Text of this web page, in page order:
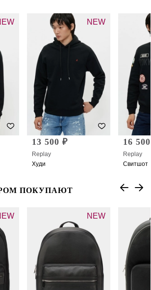
NEW
13 500 ₽
Replay
Худи
16
Replay
Свитшот
ПОКУПАЮТ
NEW